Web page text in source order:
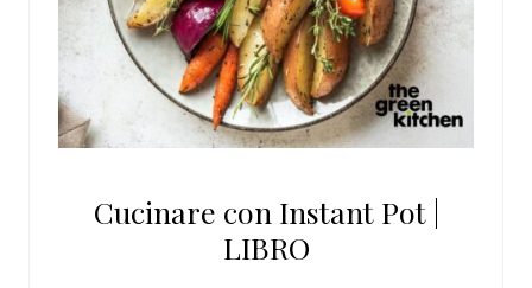
Cucinare con Instant Pot |
LIBRO